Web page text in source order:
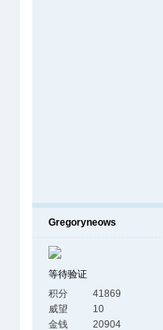
Gregoryneows
等待验证
积分
41869
威望
10
金钱
20904